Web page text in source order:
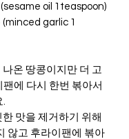
oil 1teaspoon)
garlic 1
온 땅콩이지만 더 고
에 다시 한번 볶아서
맛을 제거하기 위해
않고 후라이팬에 볶아